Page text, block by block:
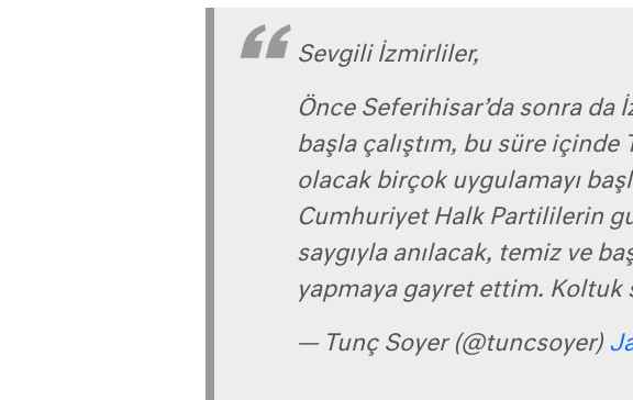
Sevgili İzmirliler,
Önce Seferihisar’da sonra da
başla çalıştım, bu süre içinde
olacak birçok uygulamayı
Cumhuriyet Halk Partililerin
saygıyla anılacak, temiz ve
yapmaya gayret ettim. Koltuk
— Tunç Soyer (@tuncsoyer)